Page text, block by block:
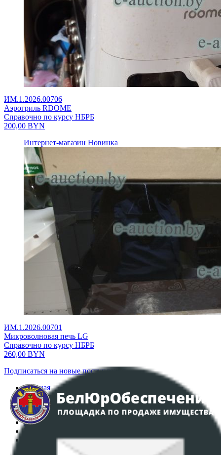
ИМ.1.2026.00706
Аэрогриль RDOME
Справочно по курсу НБРБ
200,00 BYN
Интернет-магазин Новинка
ИМ.1.2026.00701
Микроволновая печь LG
Справочно по курсу НБРБ
260,00 BYN
Подписаться на новые поступления
Главная
Аукционы
Интернет-магазин
Регламент организации и проведения торгов
Политика в отношении обработки персональных